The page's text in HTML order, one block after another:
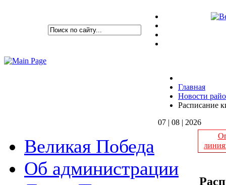
Главная
Новости
Расписание
07 | 08 | 2026
Великая Победа
Об администрации